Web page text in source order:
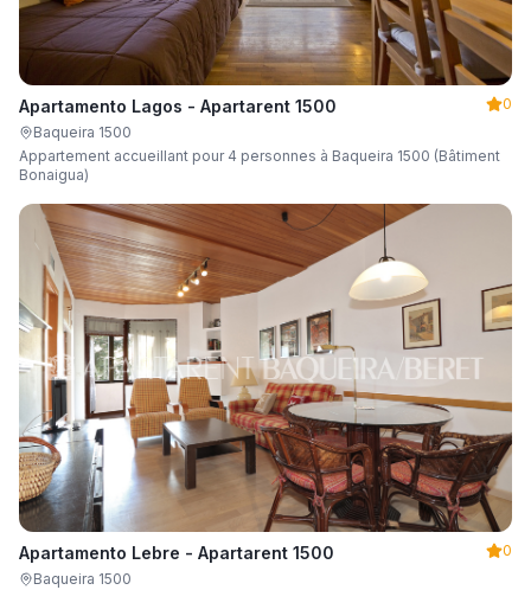
Apartamento Lagos - Apartarent 1500
0
Baqueira 1500
Appartement accueillant pour 4 personnes à Baqueira 1500 (Bâtiment
Bonaigua)
Apartamento Lebre - Apartarent 1500
0
Baqueira 1500